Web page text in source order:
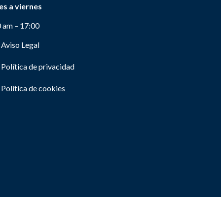
a viernes
am – 17:00
Aviso Legal
Política de privacidad
Política de cookies